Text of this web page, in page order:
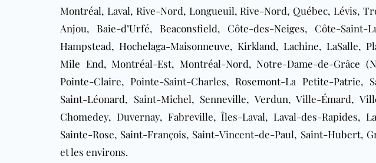
Montréal, Laval, Rive-Nord, Longueuil, Rive-Nord, Québec, Lévis,
Anjou, Baie-d’Urfé, Beaconsfield, Côte-des-Neiges, Côte-Saint-
Hampstead, Hochelaga-Maisonneuve, Kirkland, Lachine, LaSalle,
Mile End, Montréal-Est, Montréal-Nord, Notre-Dame-de-Grâce
Pointe-Claire, Pointe-Saint-Charles, Rosemont-La Petite-Patrie,
Saint-Léonard, Saint-Michel, Senneville, Verdun, Ville-Émard,
Chomedey, Duvernay, Fabreville, Îles-Laval, Laval-des-Rapides,
Sainte-Rose, Saint-François, Saint-Vincent-de-Paul, Saint-Hubert,
et les environs.